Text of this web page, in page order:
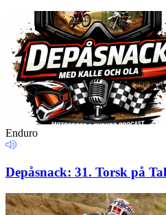
Enduro
Depåsnack: 31. Torsk på